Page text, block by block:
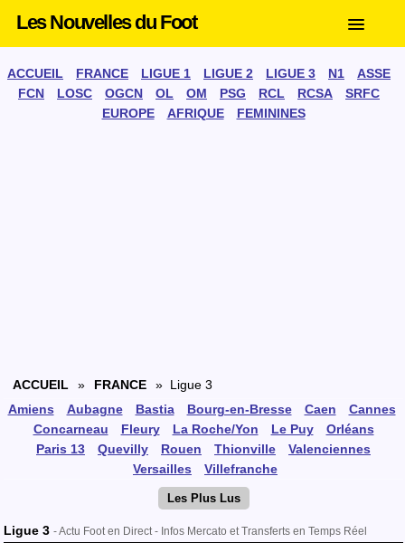
Les Nouvelles du Foot
ACCUEIL FRANCE LIGUE 1 LIGUE 2 LIGUE 3 N1
ASSE
FCN
LOSC OGCN OL OM PSG RCL RCSA
SRFC
EUROPE
AFRIQUE FEMININES
ACCUEIL » FRANCE
» Ligue 3
Amiens
Aubagne Bastia Bourg-en-Bresse Caen
Cannes
Concarneau
Fleury La Roche/Yon Le Puy
Orléans
Paris 13
Quevilly Rouen Thionville
Valenciennes
Versailles
Villefranche
Les Plus Lus
Ligue 3 - Actu Foot en Direct - Infos Mercato et Transferts en Temps Réel